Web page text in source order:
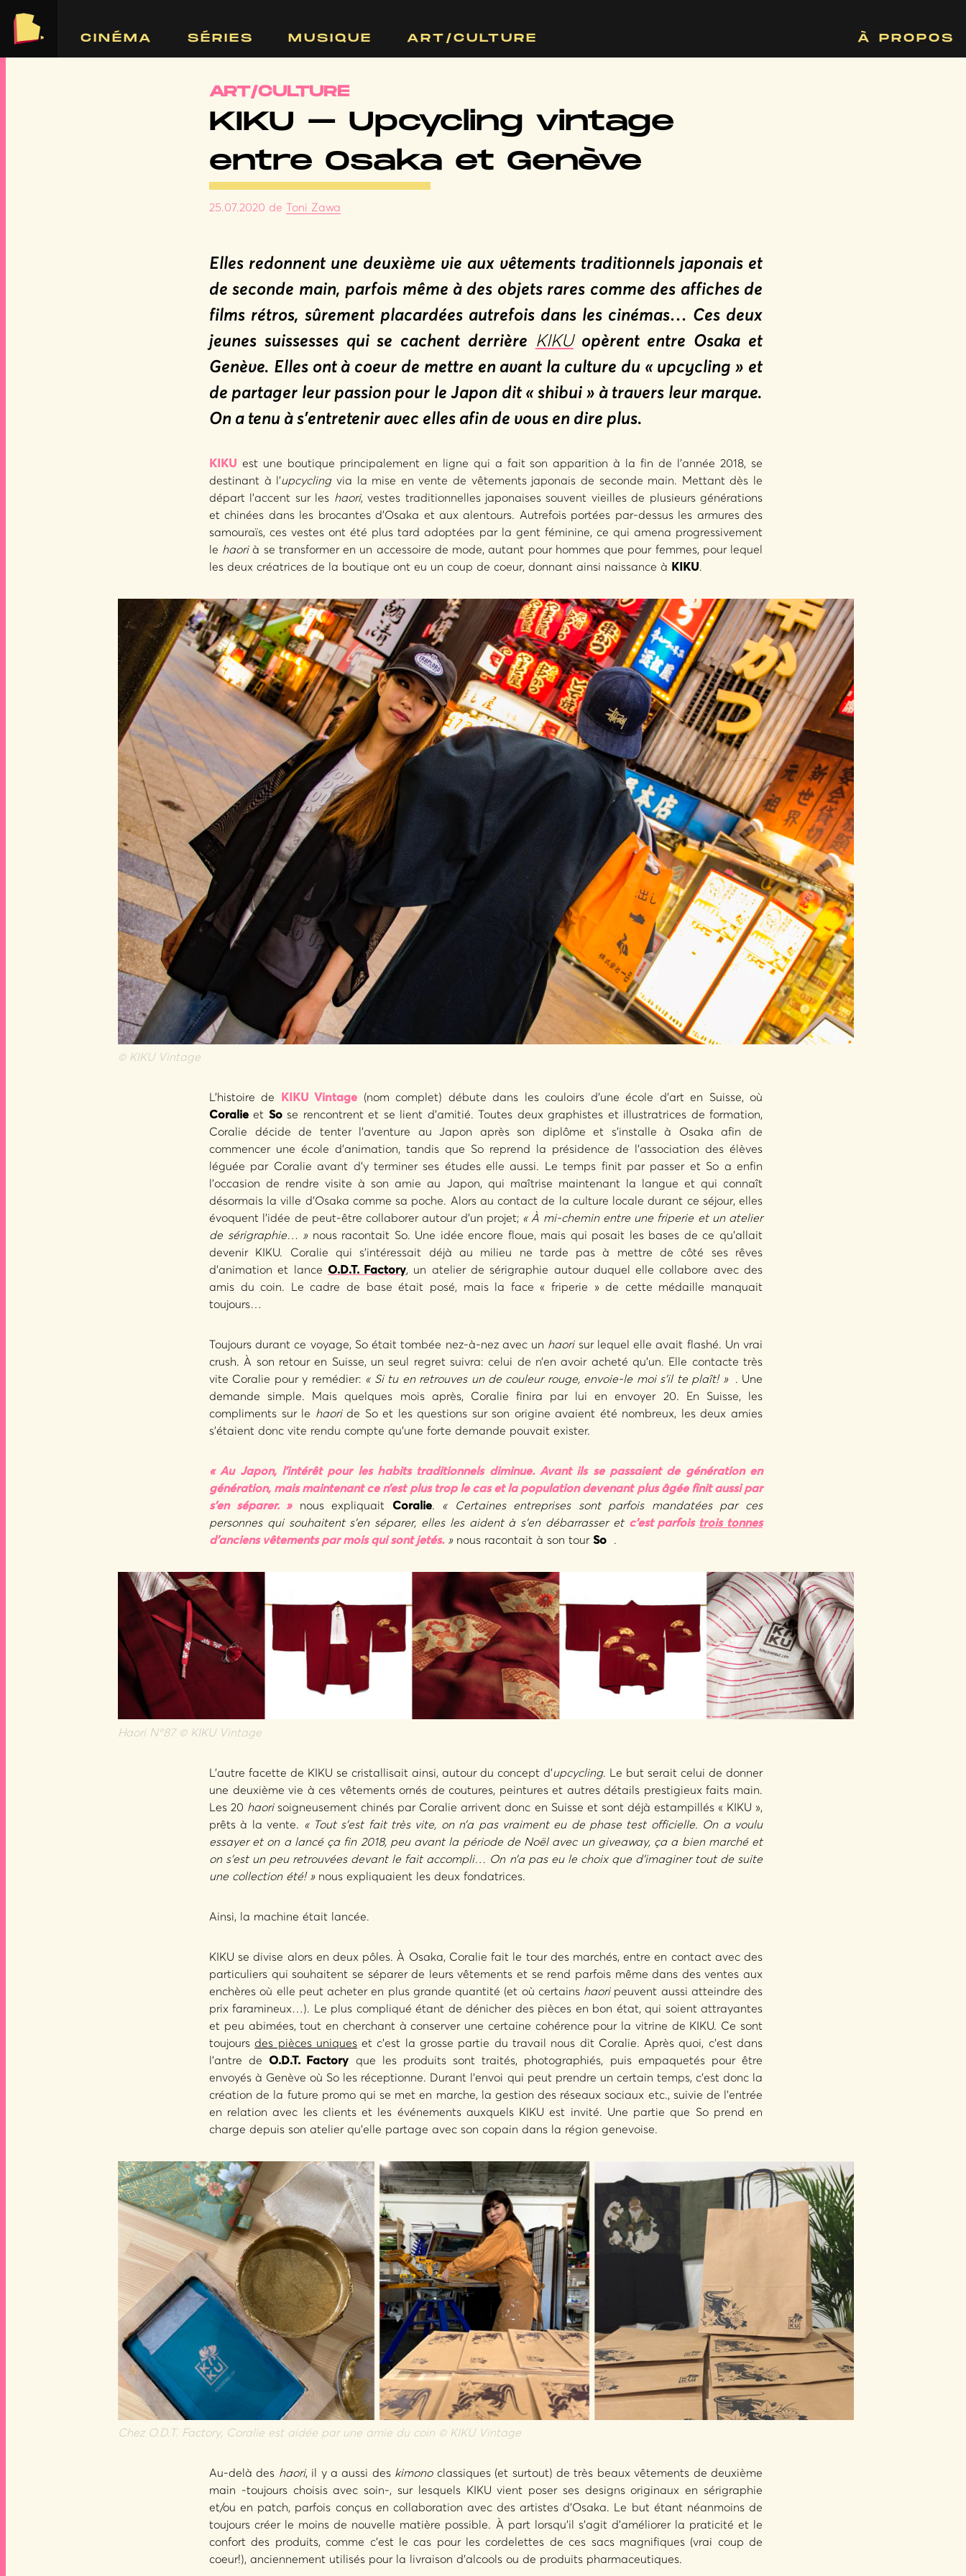
CINÉMA SÉRIES MUSIQUE ART/CULTURE À PROPOS
ART/CULTURE
KIKU – Upcycling vintage
entre Osaka et Genève
25.07.2020 de Toni Zawa
Elles redonnent une deuxième vie aux vêtements traditionnels japonais et
de seconde main, parfois même à des objets rares comme des affiches de
films rétros, sûrement placardées autrefois dans les cinémas… Ces deux
jeunes suissesses qui se cachent derrière KIKUopèrent entre Osaka et
Genève. Elles ont à coeur de mettre en avant la culture du « upcycling » et
de partager leur passion pour le Japon dit « shibui » à travers leur marque.
On a tenu à s’entretenir avec elles afin de vous en dire plus.
KIKU est une boutique principalement en ligne qui a fait son apparition à la fin de l’année 2018, se
destinant à l’upcyclingvia la mise en vente de vêtements japonais de seconde main. Mettant dès le
départ l’accent sur les haori, vestes traditionnelles japonaises souvent vieilles de plusieurs générations
et chinées dans les brocantes d’Osaka et aux alentours. Autrefois portées par-dessus les armures des
samouraïs, ces vestes ont été plus tard adoptées par la gent féminine, ce qui amena progressivement
le haorià se transformer en un accessoire de mode, autant pour hommes que pour femmes, pour lequel
les deux créatrices de la boutique ont eu un coup de coeur, donnant ainsi naissance à KIKU.
© KIKU Vintage
L’histoire de KIKU Vintage (nom complet) débute dans les couloirs d’une école d’art en Suisse, où
Coralie et Sose rencontrent et se lient d’amitié. Toutes deux graphistes et illustratrices de formation,
Coralie décide de tenter l’aventure au Japon après son diplôme et s’installe à Osaka afin de
commencer une école d’animation, tandis que So reprend la présidence de l’association des élèves
léguée par Coralie avant d’y terminer ses études elle aussi. Le temps finit par passer et So a enfin
l’occasion de rendre visite à son amie au Japon, qui maîtrise maintenant la langue et qui connaît
désormais la ville d’Osaka comme sa poche. Alors au contact de la culture locale durant ce séjour, elles
évoquent l’idée de peut-être collaborer autour d’un projet; « À mi-chemin entre une friperie et un atelier
de sérigraphie… » nous racontait So. Une idée encore floue, mais qui posait les bases de ce qu’allait
devenir KIKU. Coralie qui s’intéressait déjà au milieu ne tarde pas à mettre de côté ses rêves
d’animation et lance O.D.T. Factory, un atelier de sérigraphie autour duquel elle collabore avec des
amis du coin. Le cadre de base était posé, mais la face « friperie » de cette médaille manquait
toujours…
Toujours durant ce voyage, So était tombée nez-à-nez avec un haorisur lequel elle avait flashé. Un vrai
crush. À son retour en Suisse, un seul regret suivra: celui de n’en avoir acheté qu’un. Elle contacte très
vite Coralie pour y remédier: « Si tu en retrouves un de couleur rouge, envoie-le moi s’il te plaît! ». Une
demande simple. Mais quelques mois après, Coralie finira par lui en envoyer 20. En Suisse, les
compliments sur le haoride So et les questions sur son origine avaient été nombreux, les deux amies
s’étaient donc vite rendu compte qu’une forte demande pouvait exister.
« Au Japon, l’intérêt pour les habits traditionnels diminue. Avant ils se passaient de génération en
génération, mais maintenant ce n’est plus trop le cas et la population devenant plus âgée finit aussi par
s’en séparer. »nous expliquait Coralie. « Certaines entreprises sont parfois mandatées par ces
personnes qui souhaitent s’en séparer, elles les aident à s’en débarrasser et c’est parfois trois tonnes
d’anciens vêtements par mois qui sont jetés.» nous racontait à son tour So .
Haori Nº87 © KIKU Vintage
L’autre facette de KIKU se cristallisait ainsi, autour du concept d’upcycling. Le but serait celui de donner
une deuxième vie à ces vêtements ornés de coutures, peintures et autres détails prestigieux faits main.
Les 20 haorisoigneusement chinés par Coralie arrivent donc en Suisse et sont déjà estampillés « KIKU »,
prêts à la vente. « Tout s’est fait très vite, on n’a pas vraiment eu de phase test officielle. On a voulu
essayer et on a lancé ça fin 2018, peu avant la période de Noël avec un giveaway, ça a bien marché et
on s’est un peu retrouvées devant le fait accompli… On n’a pas eu le choix que d’imaginer tout de suite
une collection été! » nous expliquaient les deux fondatrices.
Ainsi, la machine était lancée.
KIKU se divise alors en deux pôles. À Osaka, Coralie fait le tour des marchés, entre en contact avec des
particuliers qui souhaitent se séparer de leurs vêtements et se rend parfois même dans des ventes aux
enchères où elle peut acheter en plus grande quantité (et où certains haoripeuvent aussi atteindre des
prix faramineux…). Le plus compliqué étant de dénicher des pièces en bon état, qui soient attrayantes
et peu abimées, tout en cherchant à conserver une certaine cohérence pour la vitrine de KIKU. Ce sont
toujoursdes pièces uniqueset c’est la grosse partie du travail nous dit Coralie. Après quoi, c’est dans
l’antre de O.D.T. Factory que les produits sont traités, photographiés, puis empaquetés pour être
envoyés à Genève où So les réceptionne. Durant l’envoi qui peut prendre un certain temps, c’est donc la
création de la future promo qui se met en marche, la gestion des réseaux sociaux etc., suivie de l’entrée
en relation avec les clients et les événements auxquels KIKU est invité. Une partie que So prend en
charge depuis son atelier qu’elle partage avec son copain dans la région genevoise.
Chez O.D.T. Factory, Coralie est aidée par une amie du coin © KIKU Vintage
Au-delà des haori, il y a aussi des kimonoclassiques (et surtout) de très beaux vêtements de deuxième
main -toujours choisis avec soin-, sur lesquels KIKU vient poser ses designs originaux en sérigraphie
et/ou en patch, parfois conçus en collaboration avec des artistes d’Osaka. Le but étant néanmoins de
toujours créer le moins de nouvelle matière possible. À part lorsqu’il s’agit d’améliorer la praticité et le
confort des produits, comme c’est le cas pour les cordelettes de ces sacs magnifiques (vrai coup de
coeur!), anciennement utilisés pour la livraison d’alcools ou de produits pharmaceutiques.